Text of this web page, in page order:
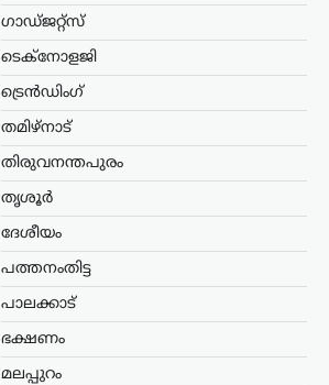
ഗാഡ്ജറ്റ്സ്
ടെക്നോളജി
ട്രെൻഡിംഗ്
തമിഴ്നാട്
തിരുവനന്തപുരം
തൃശൂർ
ദേശീയം
പത്തനംതിട്ട
പാലക്കാട്
ഭക്ഷണം
മലപ്പുറം